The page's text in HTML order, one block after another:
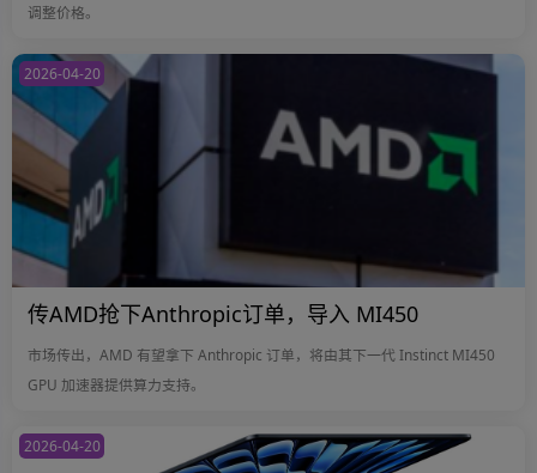
调整价格。
传AMD抢下Anthropic订单，导入 MI450
市场传出，AMD 有望拿下 Anthropic 订单，将由其下一代 Instinct MI450
GPU 加速器提供算力支持。
2026-04-20
2026-04-20